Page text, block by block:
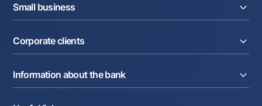
Deposits
Cards
Money transfers
Exchange rates
Promotions
Mobile application Milliy
Small business
Loans
Acquiring
Deposits
Cards
Corporate clients
Current account
Factoring
Letter of credit
Cards
Information about the bank
About the Bank